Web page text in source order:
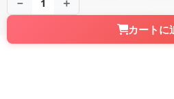
1
カートに